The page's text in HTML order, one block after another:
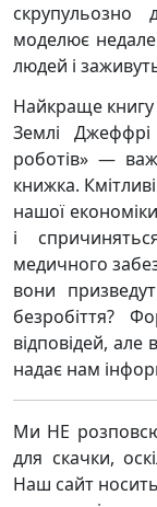
скрупульозно
моделює
людей і
Найкраще книгу
Землі
роботів» —
книжка.
нашої
і
медичного
вони
безробіття?
відповідей, але
надає нам
Ми НЕ
для скачки,
Наш сайт